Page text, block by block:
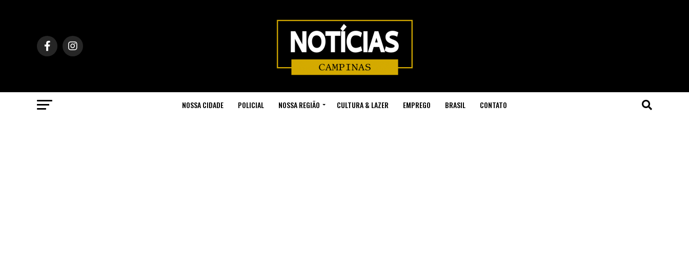
NOSSA CIDADE POLICIAL NOSSA REGIÃO CULTURA & LAZER EMPREGO BRASIL CONTATO